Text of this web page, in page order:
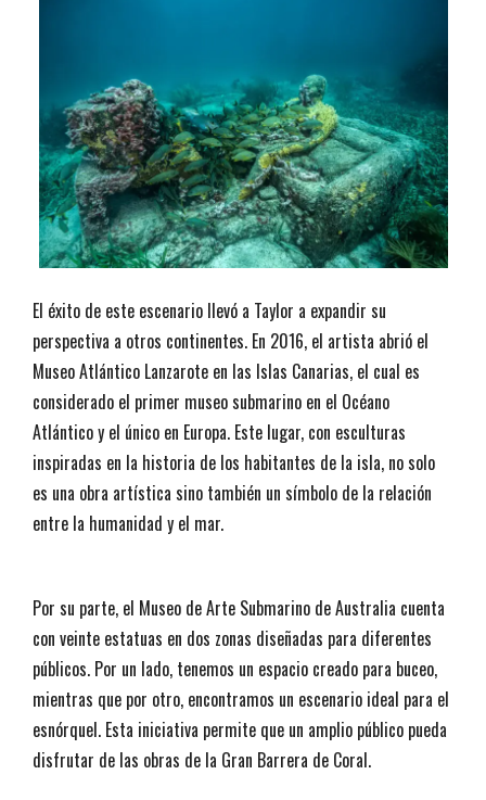
El éxito de este escenario llevó a Taylor a expandir su
perspectiva a otros continentes. En 2016, el artista abrió el
Museo Atlántico Lanzarote en las Islas Canarias, el cual es
considerado el primer museo submarino en el Océano
Atlántico y el único en Europa. Este lugar, con esculturas
inspiradas en la historia de los habitantes de la isla, no solo
es una obra artística sino también un símbolo de la relación
entre la humanidad y el mar.
Por su parte, el Museo de Arte Submarino de Australia cuenta
con veinte estatuas en dos zonas diseñadas para diferentes
públicos. Por un lado, tenemos un espacio creado para buceo,
mientras que por otro, encontramos un escenario ideal para el
esnórquel. Esta iniciativa permite que un amplio público pueda
disfrutar de las obras de la Gran Barrera de Coral.